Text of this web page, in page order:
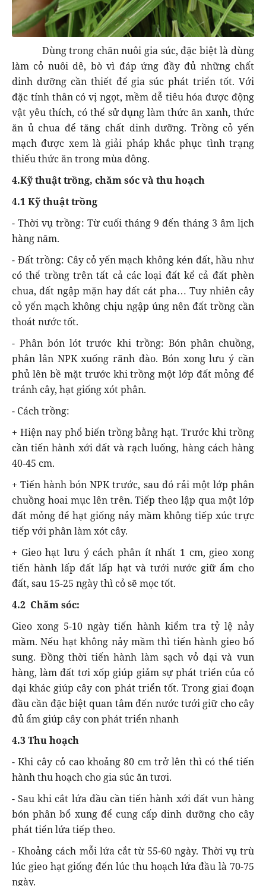
Dùng trong chăn nuôi gia súc, đặc biệt là dùng
làm cỏ nuôi dê, bò vì đáp ứng đầy đủ những chất
dinh dưỡng cần thiết để gia súc phát triển tốt. Với
đặc tính thân có vị ngọt, mềm dễ tiêu hóa được động
vật yêu thích, có thể sử dụng làm thức ăn xanh, thức
ăn ủ chua để tăng chất dinh dưỡng. Trồng cỏ yến
mạch được xem là giải pháp khắc phục tình trạng
thiếu thức ăn trong mùa đông.
4.Kỹ thuật trồng, chăm sóc và thu hoạch
4.1 Kỹ thuật trồng
- Thời vụ trồng: Từ cuối tháng 9 đến tháng 3 âm lịch
hàng năm.
- Đất trồng: Cây cỏ yến mạch không kén đất, hầu như
có thể trồng trên tất cả các loại đất kể cả đất phèn
chua, đất ngập mặn hay đất cát pha… Tuy nhiên cây
cỏ yến mạch không chịu ngập úng nên đất trồng cần
thoát nước tốt.
- Phân bón lót trước khi trồng: Bón phân chuồng,
phân lân NPK xuống rãnh đào. Bón xong lưu ý cần
phủ lên bề mặt trước khi trồng một lớp đất mỏng để
tránh cây, hạt giống xót phân.
- Cách trồng:
+ Hiện nay phổ biến trồng bằng hạt. Trước khi trồng
cần tiến hành xới đất và rạch luống, hàng cách hàng
40-45 cm.
+ Tiến hành bón NPK trước, sau đó rải một lớp phân
chuồng hoai mục lên trên. Tiếp theo lập qua một lớp
đất mỏng để hạt giống nảy mầm không tiếp xúc trực
tiếp với phân làm xót cây.
+ Gieo hạt lưu ý cách phân ít nhất 1 cm, gieo xong
tiến hành lấp đất lấp hạt và tưới nước giữ ẩm cho
đất, sau 15-25 ngày thì cỏ sẽ mọc tốt.
4.2 Chăm sóc:
Gieo xong 5-10 ngày tiến hành kiểm tra tỷ lệ nảy
mầm. Nếu hạt không nảy mầm thì tiến hành gieo bổ
sung. Đồng thời tiến hành làm sạch vỏ dại và vun
hàng, làm đất tơi xốp giúp giảm sự phát triển của cỏ
dại khác giúp cây con phát triển tốt. Trong giai đoạn
đầu cần đặc biệt quan tâm đến nước tưới giữ cho cây
đủ ẩm giúp cây con phát triển nhanh
4.3 Thu hoạch
- Khi cây cỏ cao khoảng 80 cm trở lên thì có thể tiến
hành thu hoạch cho gia súc ăn tươi.
- Sau khi cắt lứa đầu cần tiến hành xới đất vun hàng
bón phân bổ xung để cung cấp dinh dưỡng cho cây
phát tiển lứa tiếp theo.
- Khoảng cách mỗi lứa cắt từ 55-60 ngày. Thời vụ trù
lúc gieo hạt giống đến lúc thu hoạch lứa đầu là 70-75
ngày.